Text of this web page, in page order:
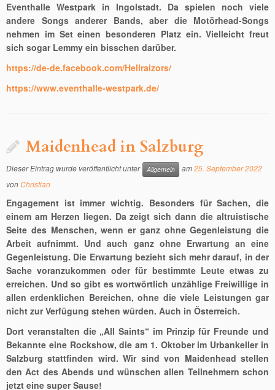
Eventhalle Westpark in Ingolstadt. Da spielen noch viele
andere Songs anderer Bands, aber die Motörhead-Songs
nehmen im Set einen besonderen Platz ein. Vielleicht freut
sich sogar Lemmy ein bisschen darüber.
https://de-de.facebook.com/Hellraizors/
https://www.eventhalle-westpark.de/
Maidenhead in Salzburg
Dieser Eintrag wurde veröffentlicht unter Allgemein am25. September 2022
vonChristian
Engagement ist immer wichtig. Besonders für Sachen, die
einem am Herzen liegen. Da zeigt sich dann die altruistische
Seite des Menschen, wenn er ganz ohne Gegenleistung die
Arbeit aufnimmt. Und auch ganz ohne Erwartung an eine
Gegenleistung. Die Erwartung bezieht sich mehr darauf, in der
Sache voranzukommen oder für bestimmte Leute etwas zu
erreichen. Und so gibt es wortwörtlich unzählige Freiwillige in
allen erdenklichen Bereichen, ohne die viele Leistungen gar
nicht zur Verfügung stehen würden. Auch in Österreich.
Dort veranstalten die „All Saints“ im Prinzip für Freunde und
Bekannte eine Rockshow, die am 1. Oktober im Urbankeller in
Salzburg stattfinden wird. Wir sind von Maidenhead stellen
den Act des Abends und wünschen allen Teilnehmern schon
jetzt eine super Sause!